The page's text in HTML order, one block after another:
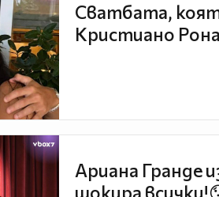
Сватбата,
Кристиано
Ариана Гранде
шокира